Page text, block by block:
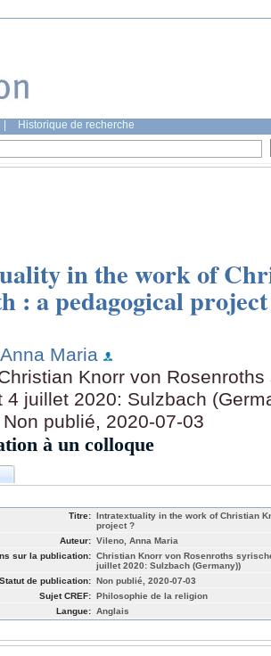
Historique de recherche
in the work of
: a pedagogical
Maria
Knorr von
4 juillet 2020: Sulzbach
Non publié, 2020-07-03
à un colloque
Titre: Intratextuality in the work of Christian
project ?
Auteur: Vileno, Anna Maria
sur la publication: Christian Knorr von Rosenroths
juillet 2020: Sulzbach (Germany))
Statut de publication: Non publié, 2020-07-03
Sujet CREF: Philosophie de la religion
Langue: Anglais